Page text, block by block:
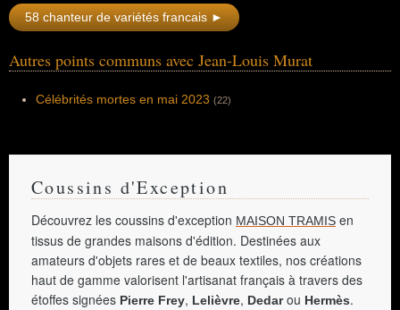
58 chanteur de variétés francais ►
Autres points communs avec Jean-Louis Murat
Célébrités mortes en mai 2023 (22)
Coussins d'Exception
Découvrez les coussins d'exception MAISON TRAMIS en
tissus de grandes maisons d'édition. Destinées aux
amateurs d'objets rares et de beaux textiles, nos créations
haut de gamme valorisent l'artisanat français à travers des
étoffes signées Pierre Frey, Lelièvre, Dedarou Hermès.